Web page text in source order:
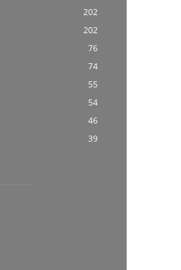
202
202
76
74
55
54
46
39